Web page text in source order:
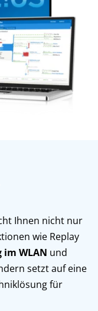
Ihnen nicht nur
wie Replay
WLAN und
setzt auf eine
für